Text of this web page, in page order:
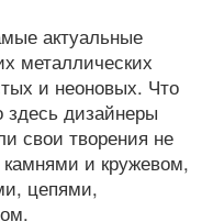
актуальные
металлических
и неоновых. Что
здесь дизайнеры
свои творения не
и кружевом,
цепями,